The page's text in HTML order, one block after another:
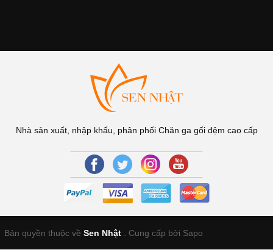
Nhà sản xuất, nhập khẩu, phân phối Chăn ga gối đệm cao cấp
Bản quyền thuộc về Sen Nhật Cung cấp bởi Sapo